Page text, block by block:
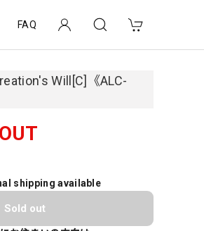
FAQ
Will[C]《ALC-
shipping available
Sold out